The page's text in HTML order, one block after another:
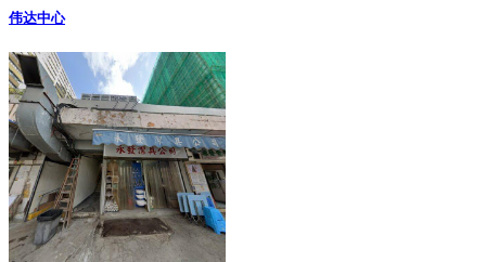
伟达中心